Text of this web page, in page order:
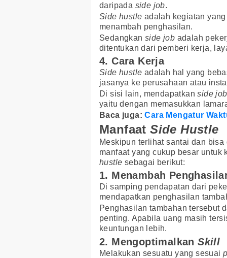
daripada side job.
Side hustle adalah kegiatan
menambah penghasilan.
Sedangkan side job adalah
ditentukan dari pemberi kerja,
4. Cara Kerja
Side hustle adalah hal yang
jasanya ke perusahaan atau
Di sisi lain, mendapatkanside job
yaitu dengan memasukkan
Baca juga:Cara Mengatur
ManfaatSide Hustle
Meskipun terlihat santai dan
manfaat yang cukup besar
hustle sebagai berikut:
1. Menambah
Di samping pendapatan dari
mendapatkan penghasilan
Penghasilan tambahan tersebut
penting. Apabila uang masih
keuntungan lebih.
2. MengoptimalkanSkill
Melakukan sesuatu yang sesuai